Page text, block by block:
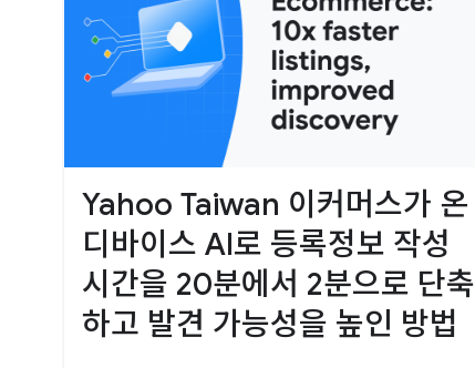
Yahoo Taiwan 이커머스가 온
디바이스 AI로 등록정보 작성
시간을 20분에서 2분으로 단축
하고 발견 가능성을 높인 방법